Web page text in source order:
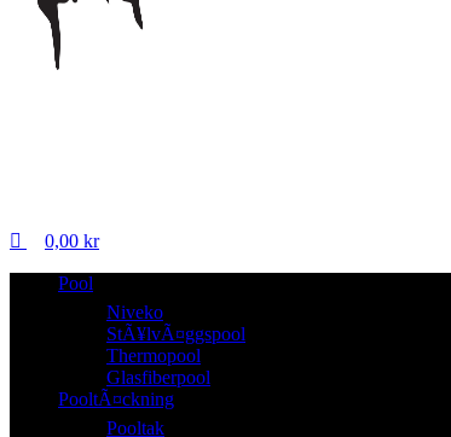
0,00 kr
Pool
Niveko
StÃ¥lvÃ¤ggspool
Thermopool
Glasfiberpool
PooltÃ¤ckning
Pooltak